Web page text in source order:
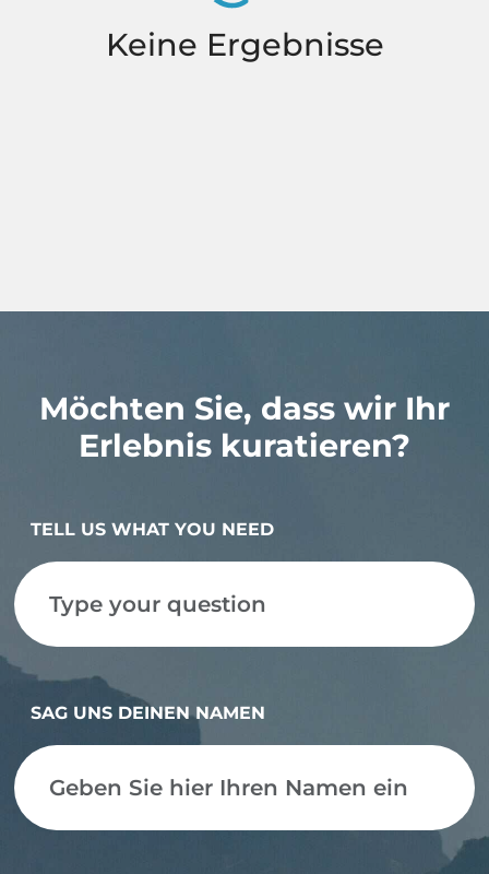
Keine Ergebnisse
Möchten Sie, dass wir Ihr
Erlebnis kuratieren?
TELL US WHAT YOU NEED
SAG UNS DEINEN NAMEN